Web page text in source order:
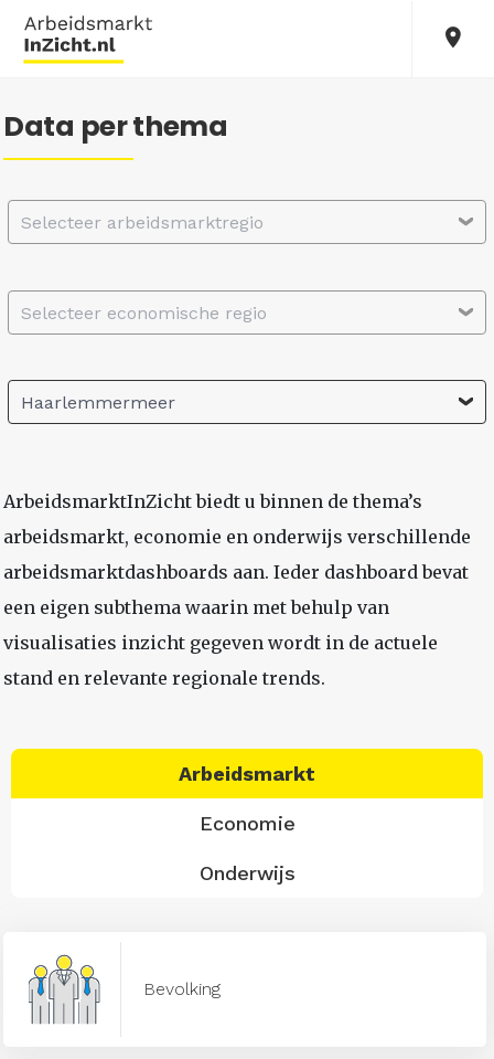
Data per thema
Selecteer arbeidsmarktregio
Selecteer economische regio
Haarlemmermeer
ArbeidsmarktInZicht biedt u binnen de thema’s
arbeidsmarkt, economie en onderwijs verschillende
arbeidsmarktdashboards aan. Ieder dashboard bevat
een eigen subthema waarin met behulp van
visualisaties inzicht gegeven wordt in de actuele
stand en relevante regionale trends.
Arbeidsmarkt
Economie
Onderwijs
Bevolking